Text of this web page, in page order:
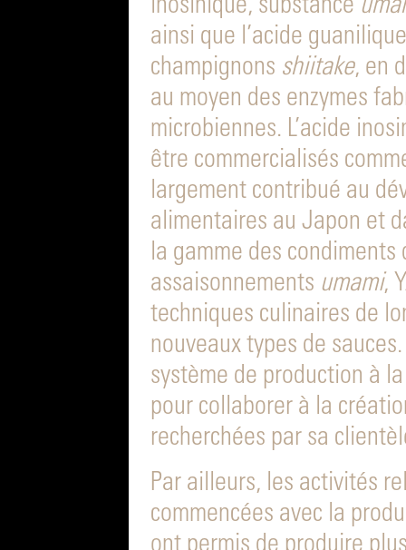
inosinique, substance
ainsi que l’acide
champignons shiitake, en
au moyen des enzymes
microbiennes. L’acide
être commercialisés
largement contribué au
alimentaires au Japon et
la gamme des condiments
assaisonnements umami,
techniques culinaires de
nouveaux types de
système de production à
pour collaborer à la
recherchées par sa
Par ailleurs, les activités
commencées avec la